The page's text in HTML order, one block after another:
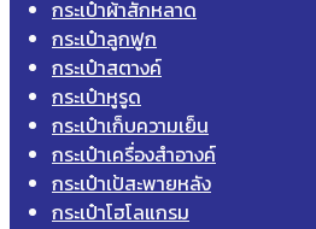
กระเป๋าผ้าสักหลาด
กระเป๋าลูกฟูก
กระเป๋าสตางค์
กระเป๋าหูรูด
กระเป๋าเก็บความเย็น
กระเป๋าเครื่องสำอางค์
กระเป๋าเป้สะพายหลัง
กระเป๋าโฮโลแกรม